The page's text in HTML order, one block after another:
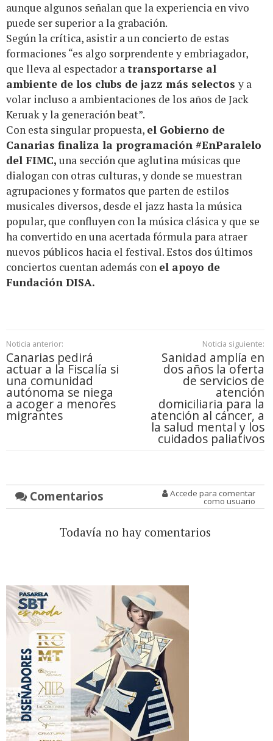
aunque algunos señalan que la experiencia en vivo
puede ser superior a la grabación.
Según la crítica, asistir a un concierto de estas
formaciones “es algo sorprendente y embriagador,
que lleva al espectador atransportarse al
ambiente de los clubs de jazz más selectos y a
volar incluso a ambientaciones de los años de Jack
Keruak y la generación beat”.
Con esta singular propuesta, el Gobierno de
Canarias finaliza la programación #EnParalelo
del FIMC, una sección que aglutina músicas que
dialogan con otras culturas, y donde se muestran
agrupaciones y formatos que parten de estilos
musicales diversos, desde el jazz hasta la música
popular, que confluyen con la música clásica y que se
ha convertido en una acertada fórmula para atraer
nuevos públicos hacia el festival. Estos dos últimos
conciertos cuentan además con el apoyo de
Fundación DISA.
Noticia anterior:
Canarias pedirá
actuar a la Fiscalía si
una comunidad
autónoma se niega
a acoger a menores
migrantes
Noticia siguiente:
Sanidad amplía en
dos años la oferta
de servicios de
atención
domiciliaria para la
atención al cáncer, a
la salud mental y los
cuidados paliativos
Comentarios Accede para comentar
como usuario
Todavía no hay comentarios